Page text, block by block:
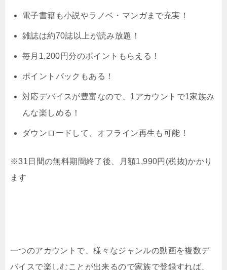
電子書籍も小説やラノベ・マンガまで充実！
雑誌は約70誌以上が読み放題！
毎月1,200円分のポイントもらえる！
ポイントバックもある！
対応デバイスが豊富なので、1アカウントで1家族み
んな楽しめる！
ダウンロードして、オフライン再生も可能！
※31日間の無料期間終了後、月額1,990円(税抜)かかり
ます
一つのアカウントで、様々なジャンルの動画を複数デ
バイスで楽しむことが出来るので家族で登録すれば、